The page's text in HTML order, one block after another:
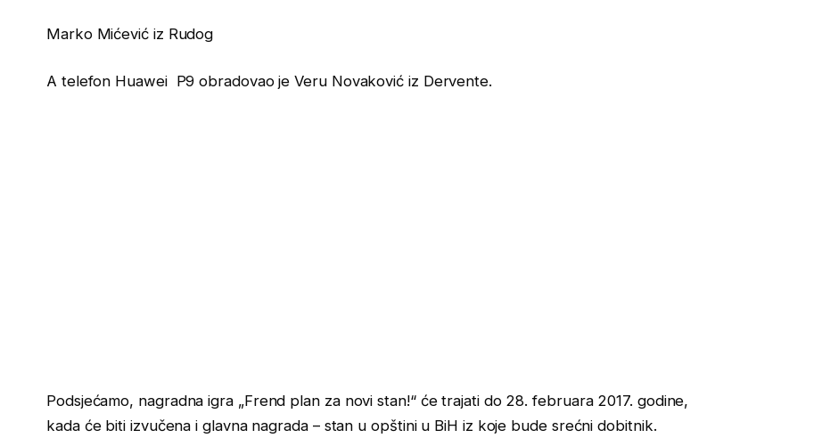
Marko Mićević iz Rudog
A telefon Huawei P9 obradovao je Veru Novaković iz Dervente.
Podsjećamo, nagradna igra „Frend plan za novi stan!“ će trajati do 28. februara 2017. godine,
kada će biti izvučena i glavna nagrada – stan u opštini u BiH iz koje bude srećni dobitnik.